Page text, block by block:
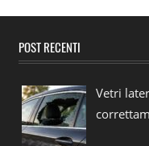
POST RECENTI
Vetri